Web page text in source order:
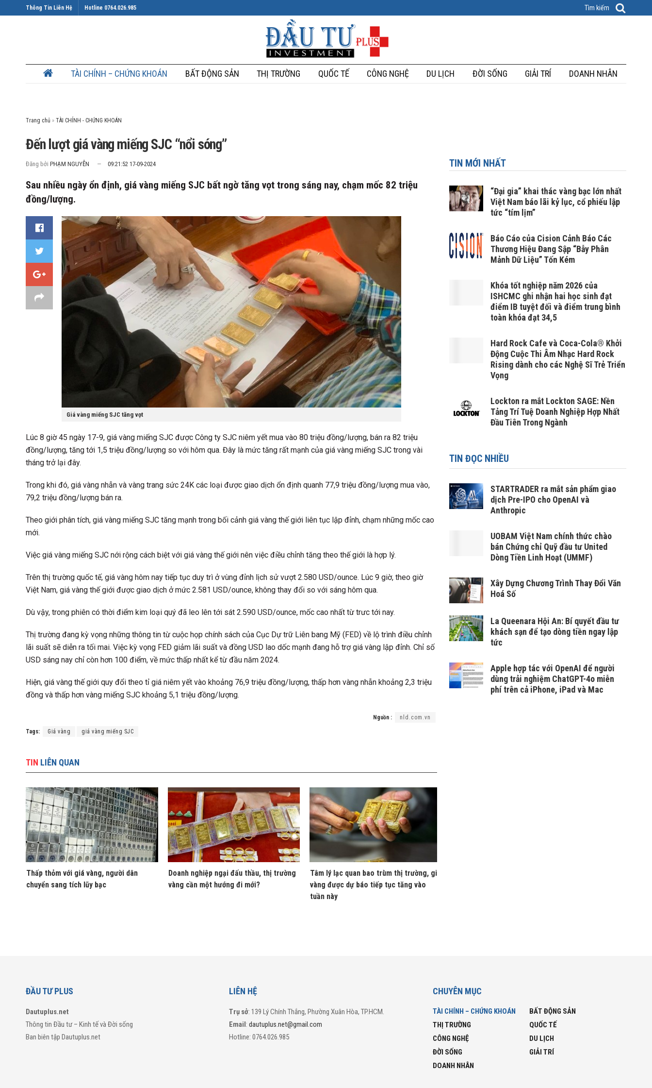
Thông Tin Liên Hệ Hotline 0764.026.985
TÀI CHÍNH – CHỨNG KHOÁN BẤT ĐỘNG SẢN THỊ TRƯỜNG QUỐC TẾ CÔNG NGHỆ DU LỊCH ĐỜI SỐNG GIẢI TRÍ DOANH NHÂN
Trang chủ »
Đến lượt giá vàng miếng SJC “nổi sóng”
Đăng bởi PHẠM NGUYỄN 09:21:52 17-09-2024
Sau nhiều ngày ổn định, giá vàng miếng SJC bất ngờ tăng vọt trong sáng nay, chạm mốc 82 triệu
đồng/lượng.
Giá vàng miếng SJC tăng vọt
Lúc 8 giờ 45 ngày 17-9, giá vàng miếng SJC được Công ty SJC niêm yết mua vào 80 triệu đồng/lượng, bán ra 82 triệu
đồng/lượng, tăng tới 1,5 triệu đồng/lượng so với hôm qua. Đây là mức tăng rất mạnh của giá vàng miếng SJC trong vài
tháng trở lại đây.
Trong khi đó, giá vàng nhẫn và vàng trang sức 24K các loại được giao dịch ổn định quanh 77,9 triệu đồng/lượng mua vào,
79,2 triệu đồng/lượng bán ra.
Theo giới phân tích, giá vàng miếng SJC tăng mạnh trong bối cảnh giá vàng thế giới liên tục lập đỉnh, chạm những mốc cao
mới.
Việc giá vàng miếng SJC nới rộng cách biệt với giá vàng thế giới nên việc điều chỉnh tăng theo thế giới là hợp lý.
Trên thị trường quốc tế, giá vàng hôm nay tiếp tục duy trì ở vùng đỉnh lịch sử vượt 2.580 USD/ounce. Lúc 9 giờ, theo giờ
Việt Nam, giá vàng thế giới được giao dịch ở mức 2.581 USD/ounce, không thay đổi so với sáng hôm qua.
Dù vậy, trong phiên có thời điểm kim loại quý đã leo lên tới sát 2.590 USD/ounce, mốc cao nhất từ trưc tới nay.
Thị trường đang kỳ vọng những thông tin từ cuộc họp chính sách của Cục Dự trữ Liên bang Mỹ (FED) về lộ trình điều chỉnh
lãi suất sẽ diễn ra tối mai. Việc kỳ vọng FED giảm lãi suất và đồng USD lao dốc mạnh đang hỗ trợ giá vàng lập đỉnh. Chỉ số
USD sáng nay chỉ còn hơn 100 điểm, về mức thấp nhất kể từ đầu năm 2024.
Hiện, giá vàng thế giới quy đổi theo tỉ giá niêm yết vào khoảng 76,9 triệu đồng/lượng, thấp hơn vàng nhẫn khoảng 2,3 triệu
đồng và thấp hơn vàng miếng SJC khoảng 5,1 triệu đồng/lượng.
Nguồn : nld.com.vn
Tags: Giá vàng giá vàng miếng SJC
TIN LIÊN QUAN
Thấp thỏm với giá vàng, người dân
chuyển sang tích lũy bạc
Doanh nghiệp ngại đấu thầu, thị trường
vàng cần một hướng đi mới?
Tâm lý lạc quan bao trùm thị trường, giá
vàng được dự báo tiếp tục tăng vào
tuần này
TIN MỚI NHẤT
“Đại gia” khai thác vàng bạc lớn nhất
Việt Nam báo lãi kỷ lục, cổ phiếu lập
tức “tím lịm”
Báo Cáo của Cision Cảnh Báo Các
Thương Hiệu Đang Sập “Bẫy Phân
Mảnh Dữ Liệu” Tốn Kém
Khóa tốt nghiệp năm 2026 của
ISHCMC ghi nhận hai học sinh đạt
điểm IB tuyệt đối và điểm trung bình
toàn khóa đạt 34,5
Hard Rock Cafe và Coca-Cola® Khởi
Động Cuộc Thi Âm Nhạc Hard Rock
Rising dành cho các Nghệ Sĩ Trẻ Triển
Vọng
Lockton ra mắt Lockton SAGE: Nền
Tảng Trí Tuệ Doanh Nghiệp Hợp Nhất
Đầu Tiên Trong Ngành
TIN ĐỌC NHIỀU
STARTRADER ra mắt sản phẩm giao
dịch Pre-IPO cho OpenAI và
Anthropic
UOBAM Việt Nam chính thức chào
bán Chứng chỉ Quỹ đầu tư United
Dòng Tiền Linh Hoạt (UMMF)
Xây Dựng Chương Trình Thay Đổi Văn
Hoá Số
La Queenara Hội An: Bí quyết đầu tư
khách sạn để tạo dòng tiền ngay lập
tức
Apple hợp tác với OpenAI để người
dùng trải nghiệm ChatGPT-4o miễn
phí trên cả iPhone, iPad và Mac
ĐẦU TƯ PLUS
Dautuplus.net
Thông tin Đầu tư – Kinh tế và Đời sống
Ban biên tập Dautuplus.net
LIÊN HỆ
Trụ sở: 139 Lý Chính Thắng, Phường Xuân Hòa, TP.HCM.
Email:dautuplus.net@gmail.com
Hotline: 0764.026.985
CHUYÊN MỤC
TÀI CHÍNH – CHỨNG KHOÁN
BẤT ĐỘNG SẢN
THỊ TRƯỜNG
QUỐC TẾ
CÔNG NGHỆ
DU LỊCH
ĐỜI SỐNG
GIẢI TRÍ
DOANH NHÂN